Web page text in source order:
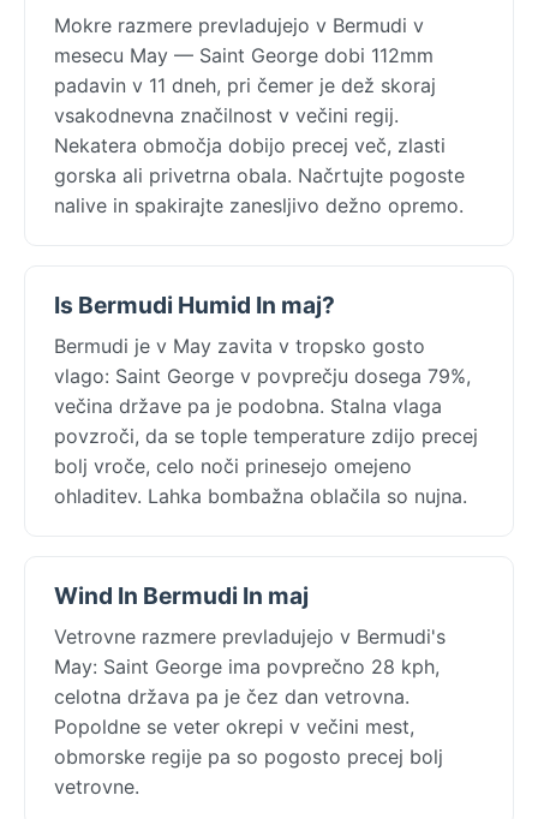
Mokre razmere prevladujejo v Bermudi v
mesecu May — Saint George dobi 112mm
padavin v 11 dneh, pri čemer je dež skoraj
vsakodnevna značilnost v večini regij.
Nekatera območja dobijo precej več, zlasti
gorska ali privetrna obala. Načrtujte pogoste
nalive in spakirajte zanesljivo dežno opremo.
Is Bermudi Humid In maj?
Bermudi je v May zavita v tropsko gosto
vlago: Saint George v povprečju dosega 79%,
večina države pa je podobna. Stalna vlaga
povzroči, da se tople temperature zdijo precej
bolj vroče, celo noči prinesejo omejeno
ohladitev. Lahka bombažna oblačila so nujna.
Wind In Bermudi In maj
Vetrovne razmere prevladujejo v Bermudi's
May: Saint George ima povprečno 28 kph,
celotna država pa je čez dan vetrovna.
Popoldne se veter okrepi v večini mest,
obmorske regije pa so pogosto precej bolj
vetrovne.